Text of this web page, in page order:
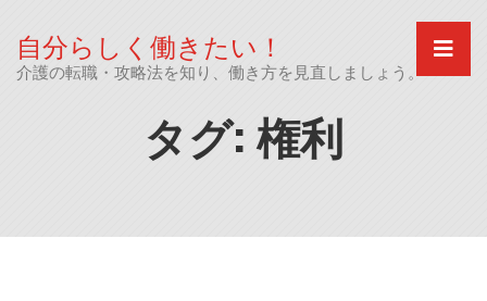
content
自分らしく働きたい！
介護の転職・攻略法を知り、働き方を見直しましょう。
タグ: 権利